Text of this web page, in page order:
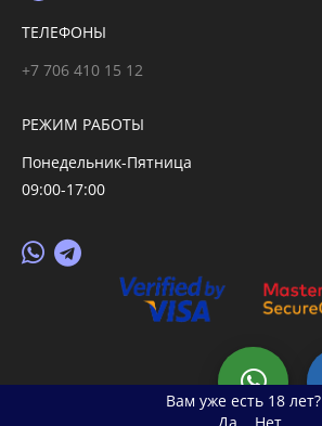
Вам уже есть 18 лет?
ТЕЛЕФОНЫ
+7 706 410 15 12
РЕЖИМ РАБОТЫ
Понедельник-Пятница
09:00-17:00
© 2026 primegoods.kz